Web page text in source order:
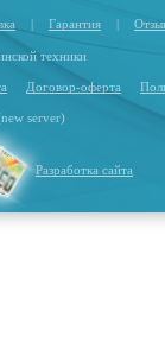
| Гарантия |
техники
Договор-оферта
server)
Разработка сайта